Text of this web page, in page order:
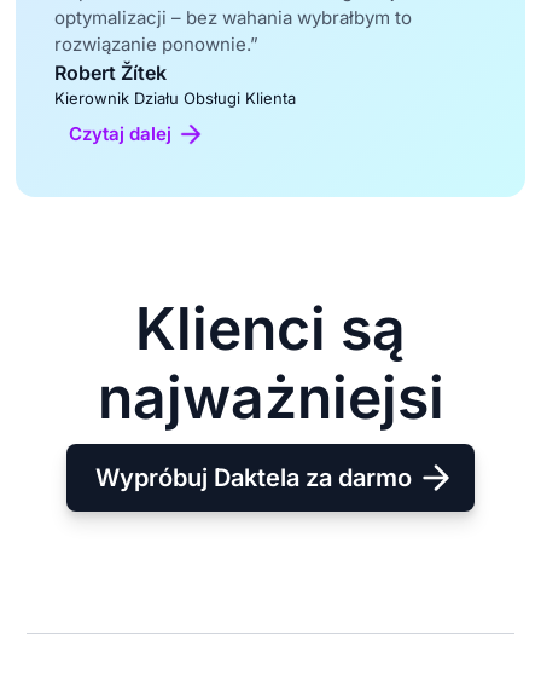
optymalizacji – bez wahania wybrałbym to
rozwiązanie ponownie.”
Robert Žítek
Kierownik Działu Obsługi Klienta
Czytaj dalej
Klienci są
najważniejsi
Wypróbuj Daktela za darmo